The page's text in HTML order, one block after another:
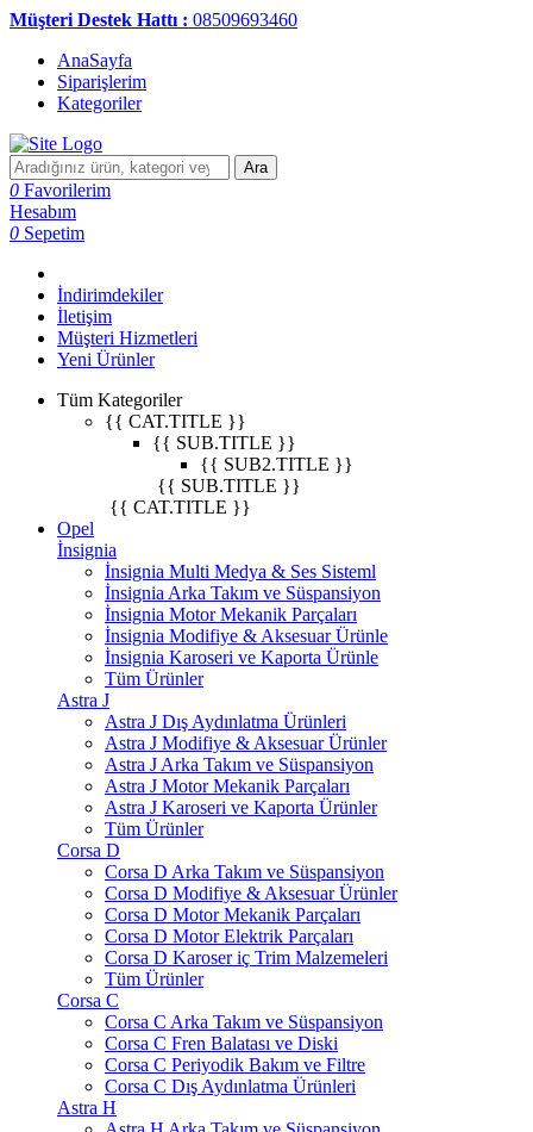
Müşteri Destek Hattı : 08509693460
AnaSayfa
Siparişlerim
Kategoriler
Ara
0 Favorilerim
Hesabım
0 Sepetim
İndirimdekiler
İletişim
Müşteri Hizmetleri
Yeni Ürünler
Tüm Kategoriler
{{ CAT.TITLE }}
{{ SUB.TITLE }}
{{ SUB2.TITLE }}
{{ SUB.TITLE }}
{{ CAT.TITLE }}
Opel
İnsignia
İnsignia Multi Medya & Ses Sisteml
İnsignia Arka Takım ve Süspansiyon
İnsignia Motor Mekanik Parçaları
İnsignia Modifiye & Aksesuar Ürünle
İnsignia Karoseri ve Kaporta Ürünle
Tüm Ürünler
Astra J
Astra J Dış Aydınlatma Ürünleri
Astra J Modifiye & Aksesuar Ürünler
Astra J Arka Takım ve Süspansiyon
Astra J Motor Mekanik Parçaları
Astra J Karoseri ve Kaporta Ürünler
Tüm Ürünler
Corsa D
Corsa D Arka Takım ve Süspansiyon
Corsa D Modifiye & Aksesuar Ürünler
Corsa D Motor Mekanik Parçaları
Corsa D Motor Elektrik Parçaları
Corsa D Karoser iç Trim Malzemeleri
Tüm Ürünler
Corsa C
Corsa C Arka Takım ve Süspansiyon
Corsa C Fren Balatası ve Diski
Corsa C Periyodik Bakım ve Filtre
Corsa C Dış Aydınlatma Ürünleri
Astra H